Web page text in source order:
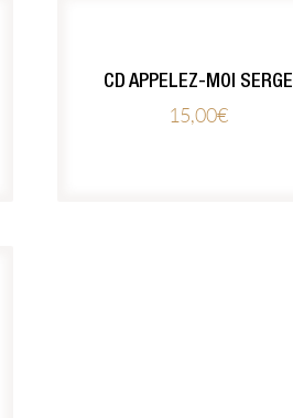
CD APPELEZ-MOI SERGE
15,00€